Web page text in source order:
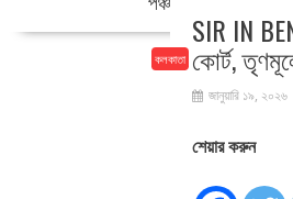
কলকাতা
SIR IN
কোর্ট,
জানুয়ারি ১৯, ২০২৬
শেয়ার করুন